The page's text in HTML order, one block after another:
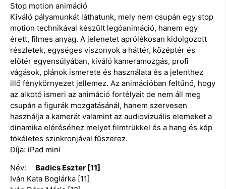
Stop motion animáció
Kiváló pályamunkát láthatunk, mely nem csupán egy stop
motion technikával készült legóanimáció, hanem egy
érett, filmes anyag. A jelenetet aprólékosan kidolgozott
részletek, egységes viszonyok a háttér, középtér és
előtér egyensúlyában, kiváló kameramozgás, profi
vágások, plánok ismerete és használata és a jelenthez
illő fénykörnyezet jellemez. Az animációban feltűnő, hogy
az alkotó ismeri az animáció fortélyait de nem áll meg
csupán a figurák mozgatásánál, hanem szervesen
használja a kamerát valamint az audiovizuális elemeket a
dinamika eléréséhez melyet filmtrükkel és a hang és kép
tökéletes szinkronjával fűszerez.
Díja: iPad mini
Név:
Badics Eszter [11]
Iván Kata Boglárka [11]